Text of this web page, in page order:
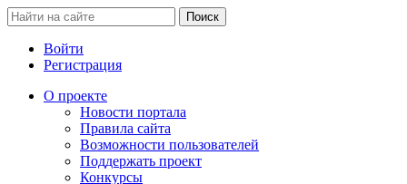
Войти
Регистрация
О проекте
Новости портала
Правила сайта
Возможности пользователей
Поддержать проект
Конкурсы